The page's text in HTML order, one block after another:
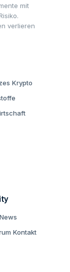
mit
verlieren
Krypto
Kontakt